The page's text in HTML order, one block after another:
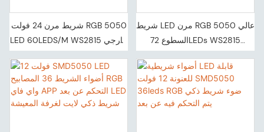
شريط مرن 24 فولت RGB 5050
LED 60LEDS/M WS2815 خارجي
شريط LED مرن RGB 5050 عالي
السطوع 72LEDs WS2815